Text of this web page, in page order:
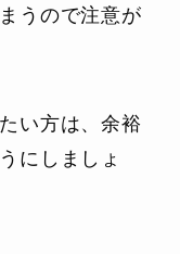
うので注意が
い方は、余裕
にしましょ